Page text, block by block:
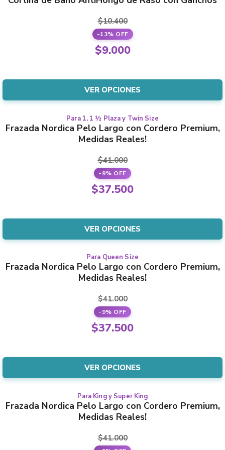
the
page
$10.400
-13% OFF
Original
$10.400.
$9.000
price
is:
$9.000.
VER OPCIONES
product
has
multiple
variants.
The
may
be
chosen
on
the
product
page
Para 1, 1 ½ Plaza y Twin Size
Frazada Nordica Pelo Largo con Cordero Premium,
Medidas Reales!
$41.000
-9% OFF
Original
price
$41.000.
$37.500
price
is:
$37.500.
VER OPCIONES
This
product
has
multiple
variants.
The
options
be
chosen
on
the
product
page
Para Queen Size
Frazada Nordica Pelo Largo con Cordero Premium,
Medidas Reales!
$41.000
-9% OFF
Original
$41.000.
$37.500
price
is:
$37.500.
VER OPCIONES
This
product
has
multiple
variants.
The
options
be
chosen
on
the
product
page
Para King y Super King
Frazada Nordica Pelo Largo con Cordero Premium,
Medidas Reales!
$41.000
This
product
has
multiple
variants.